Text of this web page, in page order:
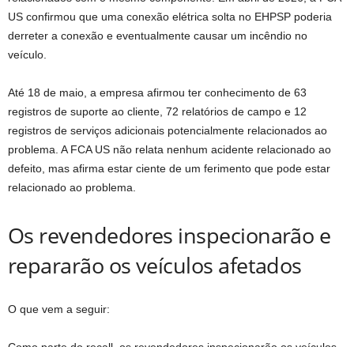
US confirmou que uma conexão elétrica solta no EHPSP poderia
derreter a conexão e eventualmente causar um incêndio no
veículo.
Até 18 de maio, a empresa afirmou ter conhecimento de 63
registros de suporte ao cliente, 72 relatórios de campo e 12
registros de serviços adicionais potencialmente relacionados ao
problema. A FCA US não relata nenhum acidente relacionado ao
defeito, mas afirma estar ciente de um ferimento que pode estar
relacionado ao problema.
Os revendedores inspecionarão e
repararão os veículos afetados
O que vem a seguir: